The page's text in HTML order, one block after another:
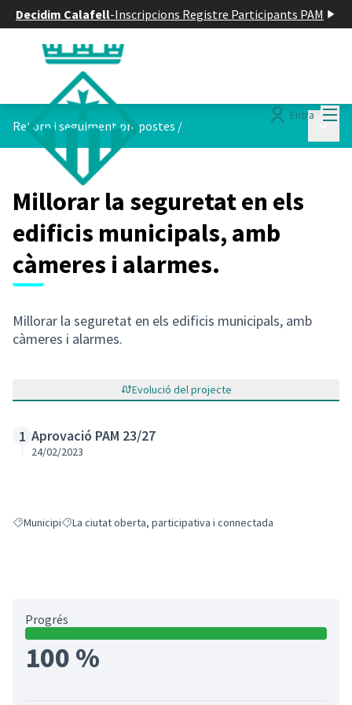
Decidim Calafell-Inscripcions Registre Participants PAM
Entra
Retorn i seguiment propostes /
Millorar la seguretat en els
edificis municipals, amb
càmeres i alarmes.
Millorar la seguretat en els edificis municipals, amb
càmeres i alarmes.
Evolució del projecte
1 Aprovació PAM 23/27
24/02/2023
Resultats en filtrar per: Municipi
MunicipiResultats en filtrar per: La ciutat oberta, participativa i
La ciutat oberta, participativa i connectada
Progrés
100 %